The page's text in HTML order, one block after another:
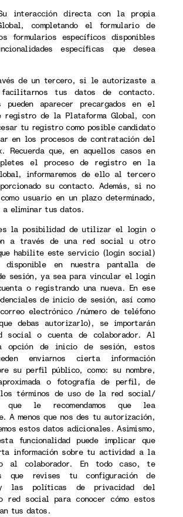
directa con la propia
completando el formulario de
formularios específicos disponibles
específicas que desea
un tercero, si le autorizaste a
tus datos de contacto.
pueden aparecer precargados en el
registro de la Plataforma Global, con
tu registro como posible candidato
en los procesos de contratación del
Recuerda que, en aquellos casos en
el proceso de registro en la
informaremos de ello al tercero
su contacto. Además, si no
usuario en un plazo determinado,
a eliminar tus datos.
posibilidad de utilizar el login o
a través de una red social u otro
habilite este servicio (login social)
disponible en nuestra pantalla de
sesión, ya sea para vincular el login
o registrando una nueva. En ese
de inicio de sesión, así como
electrónico /número de teléfono
debas autorizarlo), se importarán
social o cuenta de colaborador. Al
opción de inicio de sesión, estos
enviarnos cierta información
su perfil público, como: su nombre,
o fotografía de perfil, de
los términos de uso de la red social/
que le recomendamos que lea
A menos que nos des tu autorización,
estos datos adicionales. Asimismo,
funcionalidad puede implicar que
información sobre tu actividad a la
al colaborador. En todo caso, te
que revises tu configuración de
las políticas de privacidad del
red social para conocer cómo estos
tus datos.